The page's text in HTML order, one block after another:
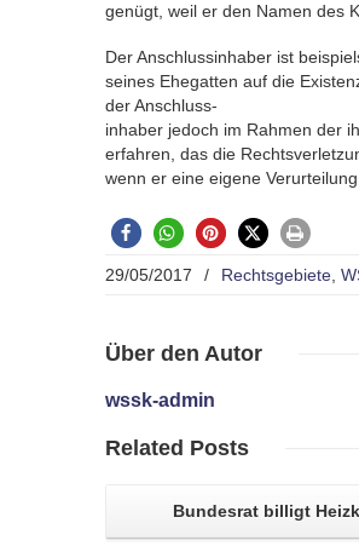
genügt, weil er den Namen des
Der Anschlussinhaber ist
seines Ehegatten auf die
der Anschluss-
inhaber jedoch im Rahmen der
erfahren, das die
wenn er eine eigene
29/05/2017 / Rechtsgebiete
Über den Autor
wssk-admin
Related Posts
Bundesrat billigt